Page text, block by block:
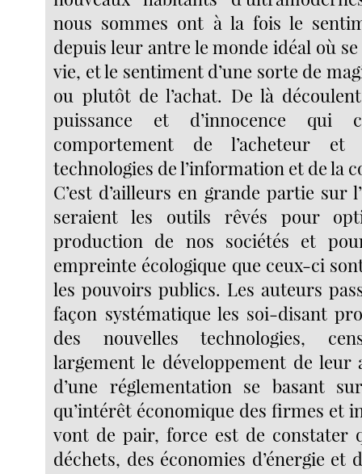
nous sommes ont à la fois le
depuis leur antre le monde idéal où
vie, et le sentiment d’une sorte de
ou plutôt de l’achat. De là
puissance et d’innocence qui
comportement de l’acheteur et
technologies de l’information et de la
C’est d’ailleurs en grande partie sur
seraient les outils rêvés pour
production de nos sociétés et
empreinte écologique que ceux-ci
les pouvoirs publics. Les auteurs
façon systématique les soi-disant
des nouvelles technologies,
largement le développement de
d’une réglementation se basant
qu’intérêt économique des firmes et
vont de pair, force est de constater
déchets, des économies d’énergie et